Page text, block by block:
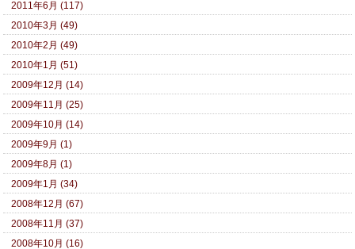
2011年6月 (117)
2010年3月 (49)
2010年2月 (49)
2010年1月 (51)
2009年12月 (14)
2009年11月 (25)
2009年10月 (14)
2009年9月 (1)
2009年8月 (1)
2009年1月 (34)
2008年12月 (67)
2008年11月 (37)
2008年10月 (16)